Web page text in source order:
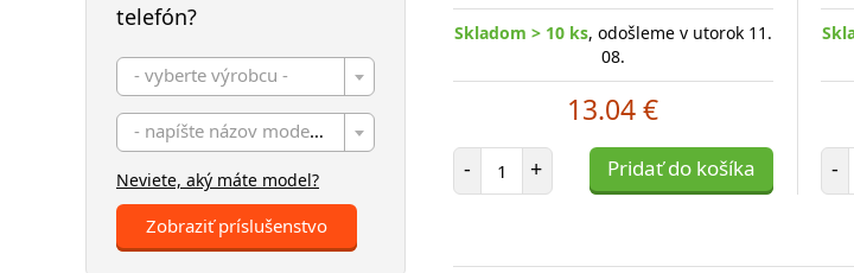
telefón?
- vyberte výrobcu -
- napíšte názov modelu -
Neviete, aký máte model?
Zobraziť príslušenstvo
Skladom > 10 ks, odošleme v utorok 11.
08.
13.04 €
- Počet položiek
+ Pridať do košíka -